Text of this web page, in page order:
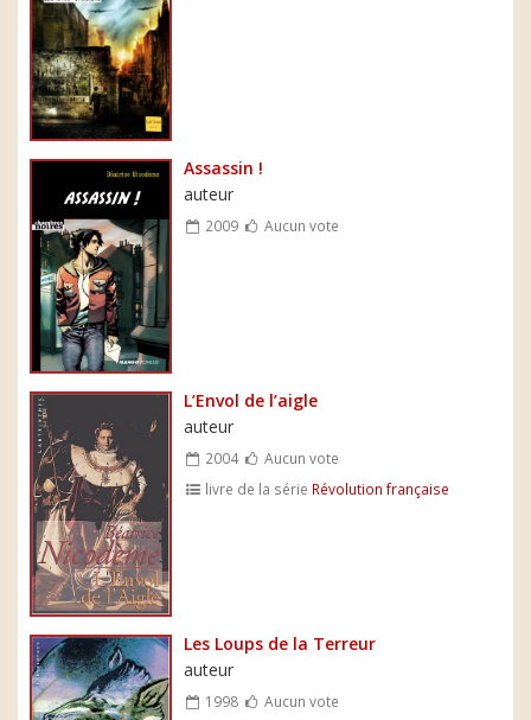
Assassin !
auteur
2009 Aucun vote
L’Envol de l’aigle
auteur
2004
Aucun vote
livre de la série Révolution française
Les Loups de la Terreur
auteur
1998
Aucun vote